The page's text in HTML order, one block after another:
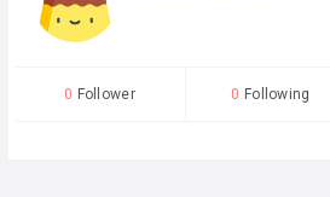
0 Follower 0 Following